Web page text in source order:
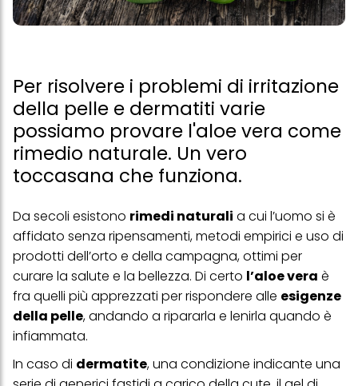
Per risolvere i problemi di irritazione
della pelle e dermatiti varie
possiamo provare l'aloe vera come
rimedio naturale. Un vero
toccasana che funziona.
Da secoli esistono rimedi naturali a cui l’uomo si è
affidato senza ripensamenti, metodi empirici e uso di
prodotti dell’orto e della campagna, ottimi per
curare la salute e la bellezza. Di certo l’aloe vera è
fra quelli più apprezzati per rispondere alle esigenze
della pelle, andando a ripararla e lenirla quando è
infiammata.
In caso di dermatite, una condizione indicante una